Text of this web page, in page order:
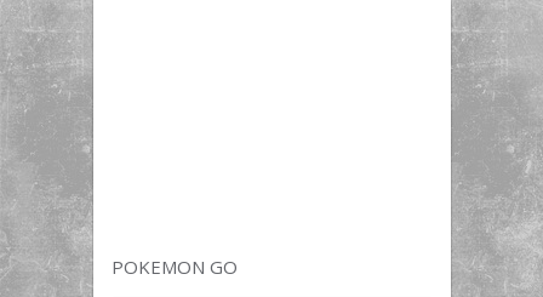
POKEMON GO